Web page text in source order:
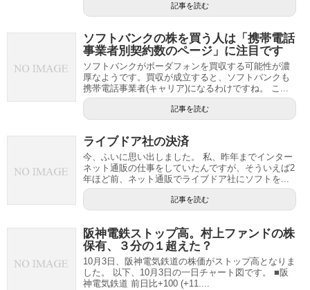
記事を読む
ソフトバンクの株を買う人は「携帯電話
事業者別契約数のページ」に注目です
ソフトバンクがボーダフォンを買収する可能性が濃
厚なようです。買収が成立すると、ソフトバンクも
携帯電話事業者(キャリア)になるわけですね。 こ...
記事を読む
ライブドア社の決済
今、ふいに思い出しました。 私、昨年までインター
ネット通販の仕事をしていたんですが、そういえば2
年ほど前、ネット通販でライブドア社にソフトを...
記事を読む
阪神電鉄ストップ高。村上ファンドの株
保有、３分の１超えた？
10月3日、阪神電気鉄道の株価がストップ高となりま
した。 以下、10月3日の一日チャート図です。 ■阪
神電気鉄道 前日比+100 (+11....